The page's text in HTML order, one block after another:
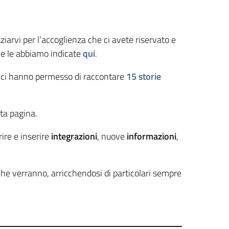
per l’accoglienza che ci avete riservato e
le abbiamo indicatequi.
hanno permesso di raccontare15 storie
pagina.
e inserireintegrazioni, nuoveinformazioni,
verranno, arricchendosi di particolari sempre